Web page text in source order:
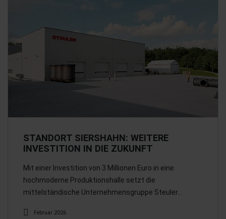
STANDORT SIERSHAHN: WEITERE
INVESTITION IN DIE ZUKUNFT
Mit einer Investition von 3 Millionen Euro in eine
hochmoderne Produktionshalle setzt die
mittelständische Unternehmensgruppe Steuler…
Februar 2026